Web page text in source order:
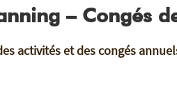
– Congés
activités et des congés